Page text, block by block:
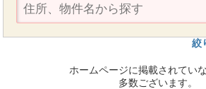
絞
ホームページに掲載されてい
多数ございます。